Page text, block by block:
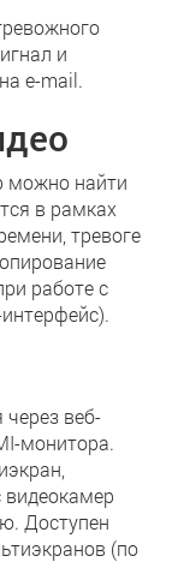
и
e-mail.
можно найти
в рамках
тревоге
работе с
через веб-
монитора.
Доступен
(по